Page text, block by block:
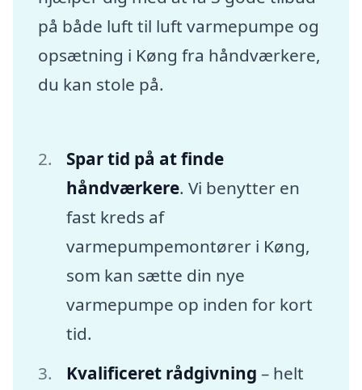
på både luft til luft varmepumpe og
opsætning i Køng fra håndværkere,
du kan stole på.
Spar tid på at finde
håndværkere. Vi benytter en
fast kreds af
varmepumpemontører i Køng,
som kan sætte din nye
varmepumpe op inden for kort
tid.
Kvalificeret rådgivning – helt